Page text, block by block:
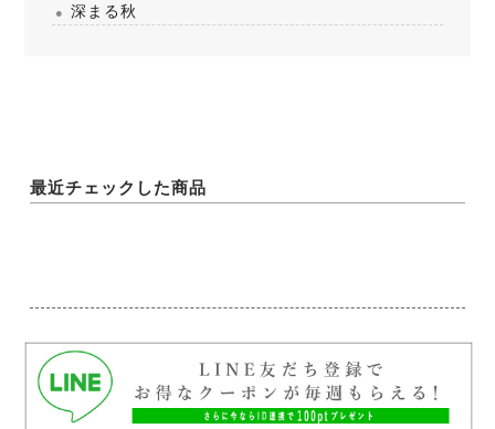
深まる秋
最近チェックした商品